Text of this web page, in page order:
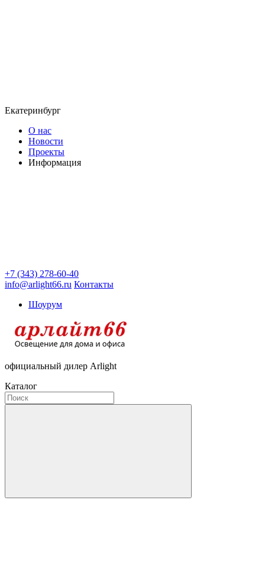
Екатеринбург
О нас
Новости
Проекты
Информация
+7 (343) 278-60-40
info@arlight66.ru Контакты
Шоурум
официальный дилер Arlight
Каталог